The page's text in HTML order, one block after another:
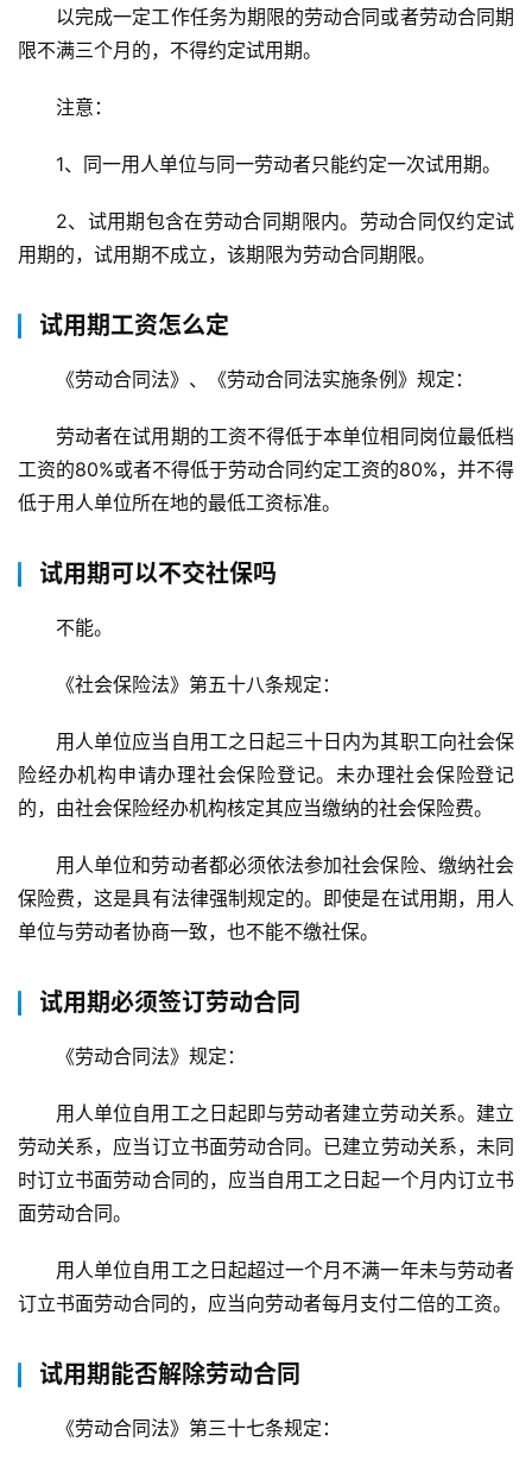
武
汉
办
以完成一定工作任务为期限的劳动合同或者劳动合同期
限不满三个月的，不得约定试用期。
注意：
1、同一用人单位与同一劳动者只能约定一次试用期。
2、试用期包含在劳动合同期限内。劳动合同仅约定试
用期的，试用期不成立，该期限为劳动合同期限。
试用期工资怎么定
《劳动合同法》、《劳动合同法实施条例》规定：
劳动者在试用期的工资不得低于本单位相同岗位最低档
工资的80%或者不得低于劳动合同约定工资的80%，并不得
低于用人单位所在地的最低工资标准。
试用期可以不交社保吗
不能。
《社会保险法》第五十八条规定：
用人单位应当自用工之日起三十日内为其职工向社会保
险经办机构申请办理社会保险登记。未办理社会保险登记
的，由社会保险经办机构核定其应当缴纳的社会保险费。
用人单位和劳动者都必须依法参加社会保险、缴纳社会
保险费，这是具有法律强制规定的。即使是在试用期，用人
单位与劳动者协商一致，也不能不缴社保。
试用期必须签订劳动合同
《劳动合同法》规定：
用人单位自用工之日起即与劳动者建立劳动关系。建立
劳动关系，应当订立书面劳动合同。已建立劳动关系，未同
时订立书面劳动合同的，应当自用工之日起一个月内订立书
面劳动合同。
用人单位自用工之日起超过一个月不满一年未与劳动者
订立书面劳动合同的，应当向劳动者每月支付二倍的工资。
试用期能否解除劳动合同
《劳动合同法》第三十七条规定：